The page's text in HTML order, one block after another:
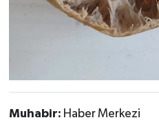
Muhabir: Haber Merkezi